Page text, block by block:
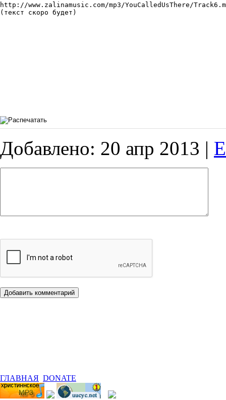
http://www.zalinamusic.com/mp3/YouCalledUsThere/
(текст скоро будет)
Добавлено: 20 апр 2013 |
ГЛАВНАЯ DONATE